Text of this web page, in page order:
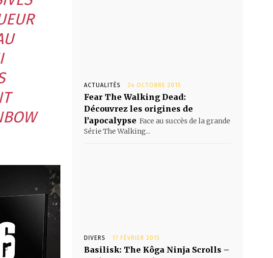
ACTUALITÉS 24 OCTOBRE 2015
Fear The Walking Dead:
Découvrez les origines de
l’apocalypse Face au succès de la grande
Série The Walking...
DIVERS 17 FÉVRIER 2015
Basilisk: The Kôga Ninja Scrolls –